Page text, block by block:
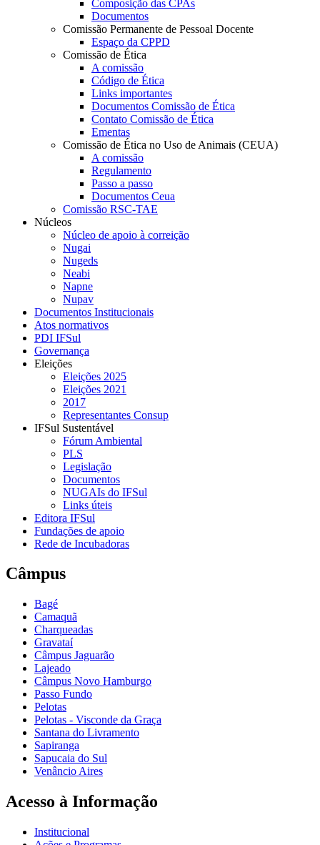
Composição das CPAs
Documentos
Comissão Permanente de Pessoal Docente
Espaço da CPPD
Comissão de Ética
A comissão
Código de Ética
Links importantes
Documentos Comissão de Ética
Contato Comissão de Ética
Ementas
Comissão de Ética no Uso de Animais (CEUA)
A comissão
Regulamento
Passo a passo
Documentos Ceua
Comissão RSC-TAE
Núcleos
Núcleo de apoio à correição
Nugai
Nugeds
Neabi
Napne
Nupav
Documentos Institucionais
Atos normativos
PDI IFSul
Governança
Eleições
Eleições 2025
Eleições 2021
2017
Representantes Consup
IFSul Sustentável
Fórum Ambiental
PLS
Legislação
Documentos
NUGAIs do IFSul
Links úteis
Editora IFSul
Fundações de apoio
Rede de Incubadoras
Câmpus
Bagé
Camaquã
Charqueadas
Gravataí
Câmpus Jaguarão
Lajeado
Câmpus Novo Hamburgo
Passo Fundo
Pelotas
Pelotas - Visconde da Graça
Santana do Livramento
Sapiranga
Sapucaia do Sul
Venâncio Aires
Acesso à Informação
Institucional